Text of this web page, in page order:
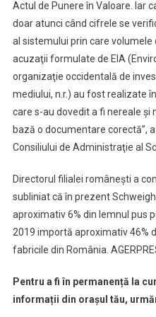
Actul de Punere în Valoare. Iar
doar atunci când cifrele se
al sistemului prin care volumele
acuzaţii formulate de EIA
organizaţie occidentală de
mediului, n.r.) au fost realizate
care s-au dovedit a fi nereale şi
bază o documentare corectă”,
Consiliului de Administraţie al
Directorul filialei româneşti a
subliniat că în prezent
aproximativ 6% din lemnul pus
2019 importă aproximativ 46%
fabricile din România.
Pentru a fi în permanență la
informații din orașul tău,